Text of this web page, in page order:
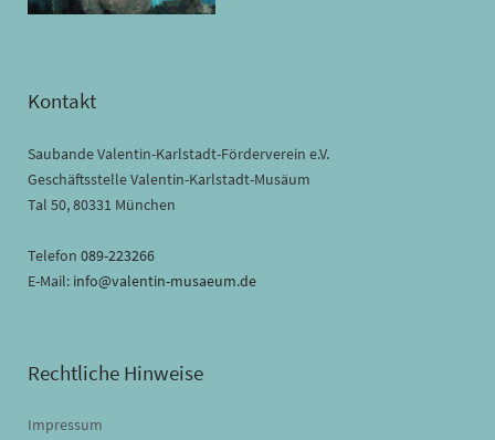
Kontakt
Saubande Valentin-Karlstadt-Förderverein e.V.
Geschäftsstelle Valentin-Karlstadt-Musäum
Tal 50, 80331 München
Telefon 089-223266
E-Mail: info@valentin-musaeum.de
Rechtliche Hinweise
Impressum